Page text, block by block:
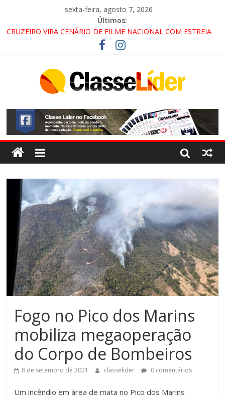
sexta-feira, agosto 7, 2026
Últimos:
CRUZEIRO VIRA CENÁRIO DE FILME NACIONAL COM ESTREIA
PROMOTOR DO GAECO
ACESSO À APARECIDA NA DUTRA SERÁ BLOQUEADO NO FIM
ALTERNATIVAS
LORENA, PINDAMONHANGABA E QUELUZ NA RETA FINAL
PELA FÁBRICA DA COCA-COLA!
Fogo no Pico dos Marins
mobiliza megaoperação
do Corpo de Bombeiros
8 de setembro de 2021 classelider 0 comentários
Um incêndio em área de mata no Pico dos Marins